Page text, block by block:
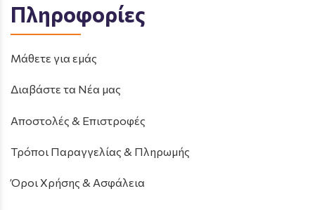
Πληροφορίες
Μάθετε για εμάς
Διαβάστε τα Νέα μας
Αποστολές & Επιστροφές
Τρόποι Παραγγελίας & Πληρωμής
Όροι Χρήσης & Ασφάλεια